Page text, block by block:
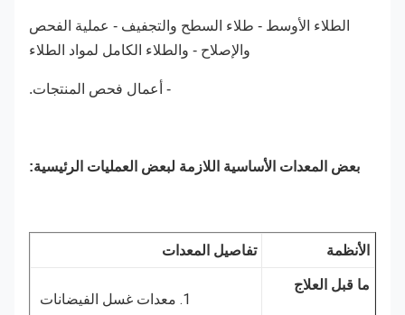
الطلاء الأوسط - طلاء السطح والتجفيف - عملية الفحص
والإصلاح - والطلاء الكامل لمواد الطلاء
- أعمال فحص المنتجات.
بعض المعدات الأساسية اللازمة لبعض العمليات الرئيسية:
الأنظمة
تفاصيل المعدات
ما قبل العلاج